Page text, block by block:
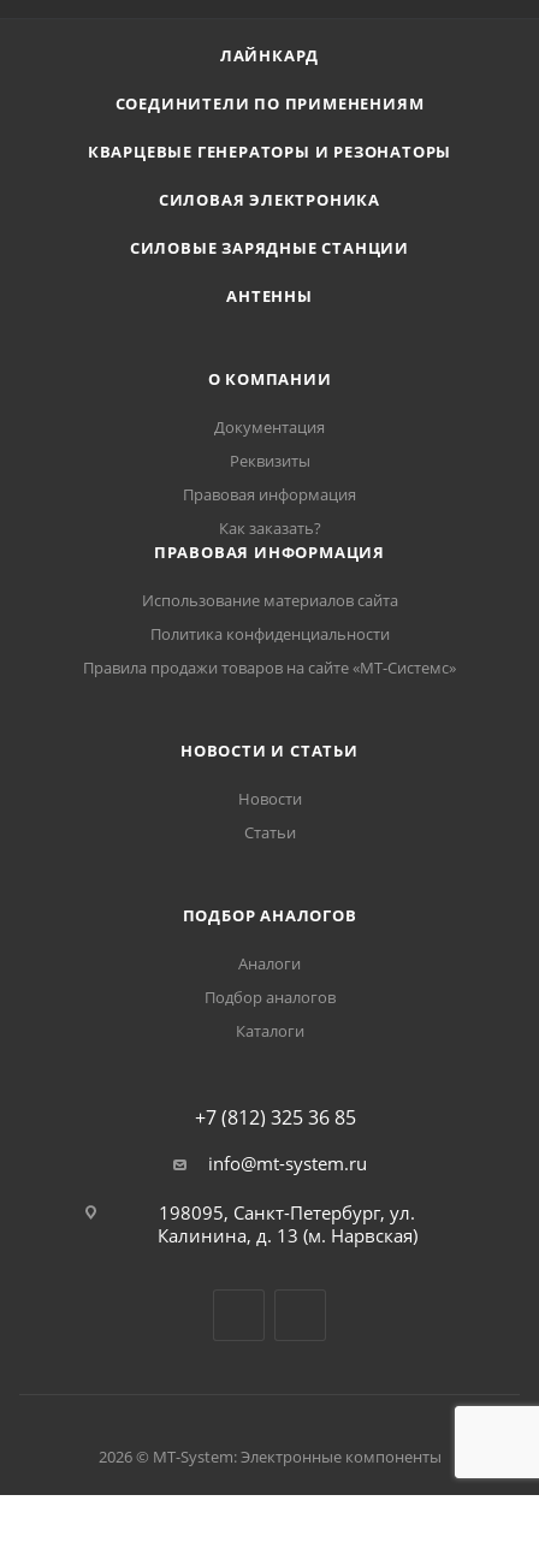
ЛАЙНКАРД
СОЕДИНИТЕЛИ ПО ПРИМЕНЕНИЯМ
КВАРЦЕВЫЕ ГЕНЕРАТОРЫ И РЕЗОНАТОРЫ
СИЛОВАЯ ЭЛЕКТРОНИКА
СИЛОВЫЕ ЗАРЯДНЫЕ СТАНЦИИ
АНТЕННЫ
О КОМПАНИИ
Документация
Реквизиты
Правовая информация
Как заказать?
ПРАВОВАЯ ИНФОРМАЦИЯ
Использование материалов сайта
Политика конфиденциальности
Правила продажи товаров на сайте «МТ-Системс»
НОВОСТИ И СТАТЬИ
Новости
Статьи
ПОДБОР АНАЛОГОВ
Аналоги
Подбор аналогов
Каталоги
+7 (812) 325 36 85
info@mt-system.ru
198095, Санкт-Петербург, ул.
Калинина, д. 13 (м. Нарвская)
2026 © MT-System: Электронные компоненты